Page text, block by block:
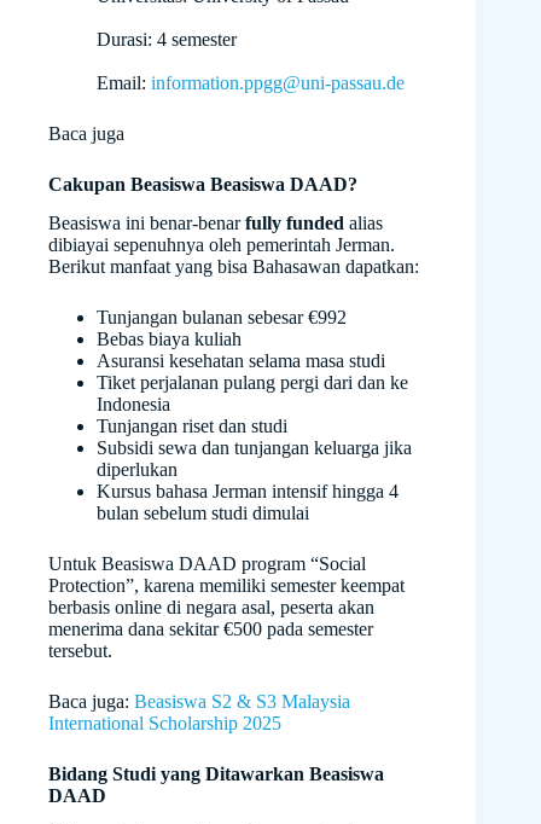
Durasi: 4 semester
Email: information.ppgg@uni-passau.de
Baca juga
Cakupan Beasiswa Beasiswa DAAD?
Beasiswa ini benar-benarfully funded alias
dibiayai sepenuhnya oleh pemerintah Jerman.
Berikut manfaat yang bisa Bahasawan dapatkan:
Tunjangan bulanan sebesar €992
Bebas biaya kuliah
Asuransi kesehatan selama masa studi
Tiket perjalanan pulang pergi dari dan ke
Indonesia
Tunjangan riset dan studi
Subsidi sewa dan tunjangan keluarga jika
diperlukan
Kursus bahasa Jerman intensif hingga 4
bulan sebelum studi dimulai
Untuk Beasiswa DAAD program “Social
Protection”, karena memiliki semester keempat
berbasis online di negara asal, peserta akan
menerima dana sekitar €500 pada semester
tersebut.
Baca juga: Beasiswa S2 & S3 Malaysia
International Scholarship 2025
Bidang Studi yang Ditawarkan Beasiswa
DAAD